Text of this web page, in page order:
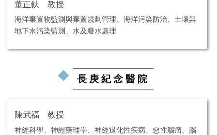
董正釱 教授
海洋棄置物監測與棄置規劃管理、海洋污染防治、土壤與
地下水污染監測、水及廢水處理
長庚紀念醫院
陳武福 教授
神經科學、神經藥理學、神經退化性疾病、惡性腦瘤、腦